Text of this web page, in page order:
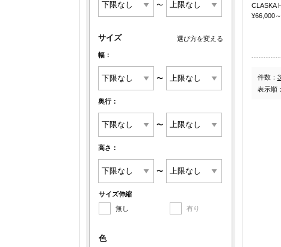
〜
サイズ 選び方を変える
幅：
〜
奥行：
〜
高さ：
〜
サイズ伸縮
無し
有り
色
CLASKA
¥66,000～
件数：
表示順：